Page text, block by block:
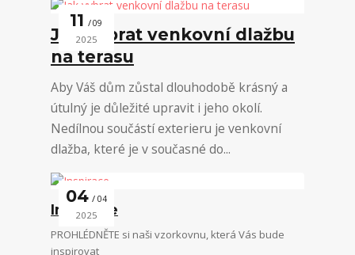
11 09
2025
Jak vybrat venkovní dlažbu
na terasu
Aby Váš dům zůstal dlouhodobě krásný a
útulný je důležité upravit i jeho okolí.
Nedílnou součástí exterieru je venkovní
dlažba, které je v současné do...
04 04
2025
Inspirace
PROHLÉDNĚTE si naši vzorkovnu, která Vás bude
inspirovat